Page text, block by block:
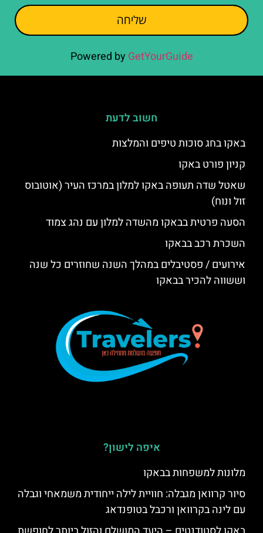
שליחה
Powered by GetYourGuide
חשוב לדעת
באקו בחג סוכות טיפים והמלצות
קניון פורט באקו
שאטל שדה תעופה באקו למלון במרכז העיר (אוטובוס
זול ונוח)
הסעה פרטית בבאקו מהשדה למלון עם נהג צמוד
השכרת רכב בבאקו
אירועים / פסטיבלים במהלך השנה שחוזרים כל שנה
וששווה להכיר בבאקו
איפה לישון?
מלונות למשפחות בבאקו
סיור קרוואן מגבלה: חוויית לילה ייחודית משמאחי וגבלה
עם לינה בקרוואן ורכבל בטופנדאג